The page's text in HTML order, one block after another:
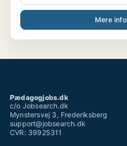
Mere info
Pædagogjobs.dk
c/o Jobsearch.dk
Mynstersvej 3, Frederiksberg
support@jobsearch.dk
CVR: 39925311